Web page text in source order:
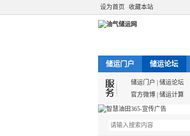
设为首页 收藏本站
储运门户 储运论坛
储运门户 储运论坛
官方微博 储运计算